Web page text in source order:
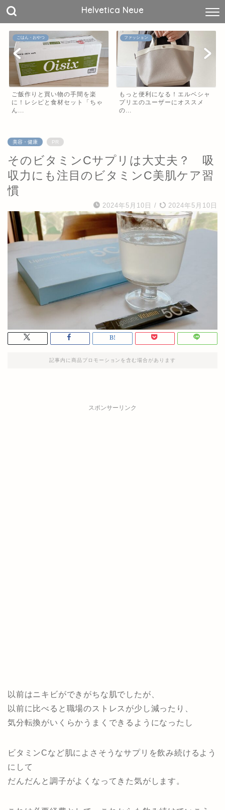
Helvetica Neue
ごはん・おやつ
ご飯作りと買い物の手間を楽
に！レシピと食材セット「ちゃ
ん...
ファッション
もっと便利になる！エルベシャ
プリエのユーザーにオススメ
の...
美容・健康 PR
そのビタミンCサプリは大丈夫？ 吸
収力にも注目のビタミンC美肌ケア習
慣
2024年5月10日 / 2024年5月10日
記事内に商品プロモーションを含む場合があります
スポンサーリンク
以前はニキビができがちな肌でしたが、
以前に比べると職場のストレスが少し減ったり、
気分転換がいくらかうまくできるようになったし
ビタミンCなど肌によさそうなサプリを飲み続けるよう
にして
だんだんと調子がよくなってきた気がします。